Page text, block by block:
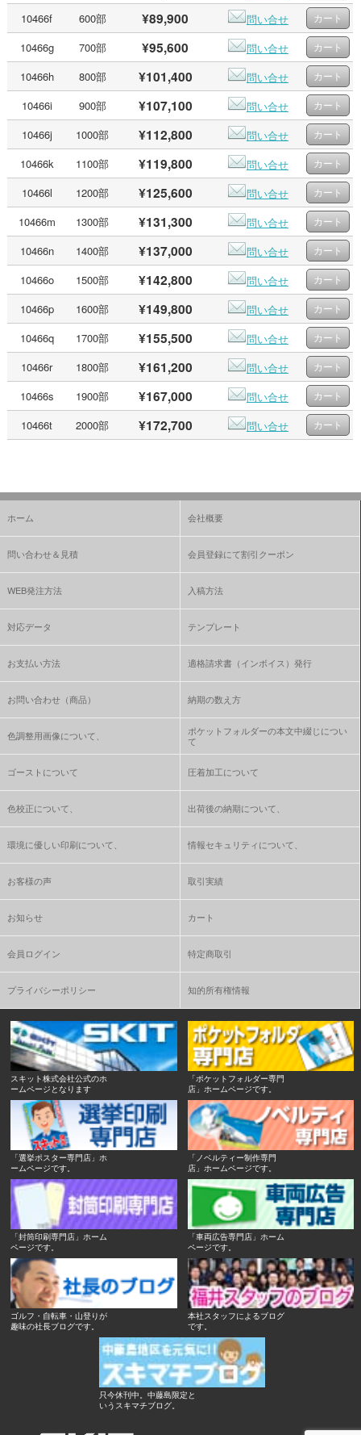
10466f
600部 ¥89,900
問い合せ
10466g
700部 ¥95,600
問い合せ
10466h
800部 ¥101,400
問い合せ
10466i
900部 ¥107,100
問い合せ
10466j
1000部 ¥112,800
問い合せ
10466k
1100部 ¥119,800
問い合せ
10466l
1200部 ¥125,600
問い合せ
10466m
1300部 ¥131,300
問い合せ
10466n
1400部 ¥137,000
問い合せ
10466o
1500部 ¥142,800
問い合せ
10466p
1600部 ¥149,800
問い合せ
10466q
1700部 ¥155,500
問い合せ
10466r
1800部 ¥161,200
問い合せ
10466s
1900部 ¥167,000
問い合せ
10466t
2000部 ¥172,700 問い合せ
ホーム 会社概要
問い合わせ＆見積 会員登録にて割引クーポン
WEB発注方法 入稿方法
対応データ テンプレート
お支払い方法 適格請求書（インボイス）発行
お問い合わせ（商品） 納期の数え方
色調整用画像について、
ポケットフォルダーの本文中綴じについ
て
ゴーストについて 圧着加工について
色校正について、 出荷後の納期について、
環境に優しい印刷について、 情報セキュリティについて、
お客様の声 取引実績
お知らせ カート
会員ログイン 特定商取引
プライバシーポリシー 知的所有権情報
スキット株式会社公式のホ
ームページとなります
「ポケットフォルダー専門
店」ホームページです。
「選挙ポスター専門店」ホ
ームページです。
「ノベルティー制作専門
店」ホームページです。
「封筒印刷専門店」ホーム
ページです。
「車両広告専門店」ホーム
ページです。
ゴルフ・自転車・山登りが
趣味の社長ブログです。
本社スタッフによるブログ
です。
只今休刊中。中藤島限定と
いうスキマチブログ。